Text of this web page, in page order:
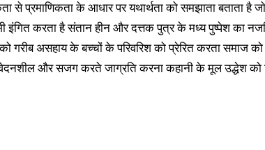
से प्रमाणिकता के आधार पर यथार्थता को समझाता बताता है
करता है संतान हीन और दत्तक पुत्र के मध्य पुष्पेश का
गरीब असहाय के बच्चों के परिवरिश को प्रेरित करता समाज को
और सजग करते जाग्रति करना कहानी के मूल उद्धेश को